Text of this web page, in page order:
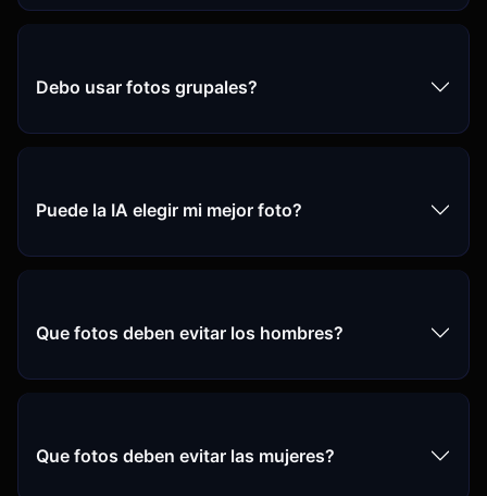
Debo usar fotos grupales?
Puede la IA elegir mi mejor foto?
Que fotos deben evitar los hombres?
Que fotos deben evitar las mujeres?